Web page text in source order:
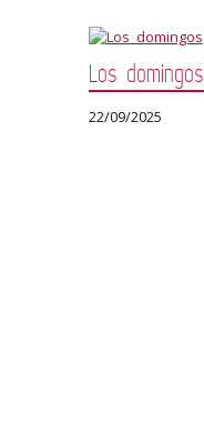
Los domingos
22/09/2025